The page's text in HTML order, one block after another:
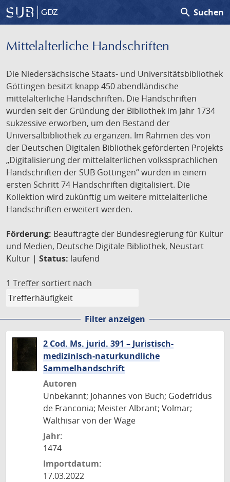
GDZ search Suchen
Mittelalterliche Handschriften
Die Niedersächsische Staats- und Universitätsbibliothek
Göttingen besitzt knapp 450 abendländische
mittelalterliche Handschriften. Die Handschriften
wurden seit der Gründung der Bibliothek im Jahr 1734
sukzessive erworben, um den Bestand der
Universalbibliothek zu ergänzen. Im Rahmen des von
der Deutschen Digitalen Bibliothek geförderten Projekts
„Digitalisierung der mittelalterlichen volkssprachlichen
Handschriften der SUB Göttingen“ wurden in einem
ersten Schritt 74 Handschriften digitalisiert. Die
Kollektion wird zukünftig um weitere mittelalterliche
Handschriften erweitert werden.
Förderung: Beauftragte der Bundesregierung für Kultur
und Medien, Deutsche Digitale Bibliothek, Neustart
Kultur | Status: laufend
1 Treffer sortiert nach
Filter anzeigen
2 Cod. Ms. jurid. 391 – Juristisch-
medizinisch-naturkundliche
Sammelhandschrift
Autoren
Unbekannt; Johannes von Buch; Godefridus
de Franconia; Meister Albrant; Volmar;
Walthisar von der Wage
Jahr:
1474
Importdatum:
17.03.2022